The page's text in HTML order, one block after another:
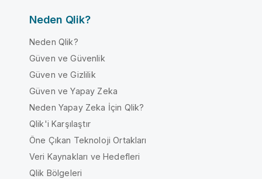
Neden Qlik?
Neden Qlik?
Güven ve Güvenlik
Güven ve Gizlilik
Güven ve Yapay Zeka
Neden Yapay Zeka İçin Qlik?
Qlik'i Karşılaştır
Öne Çıkan Teknoloji Ortakları
Veri Kaynakları ve Hedefleri
Qlik Bölgeleri